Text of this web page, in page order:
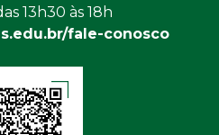
13h30 às 18h
fale-conosco